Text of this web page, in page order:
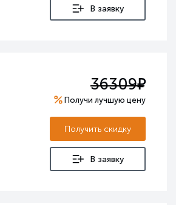
В заявку
36309е
Получи лучшую цену
Получить скидку
В заявку